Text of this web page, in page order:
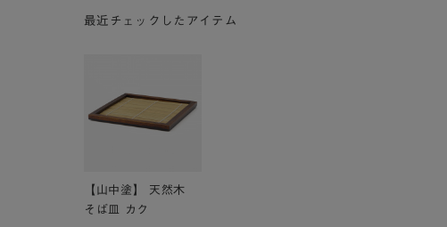
最近チェックしたアイテム
【山中塗】 天然木
そば皿 カク